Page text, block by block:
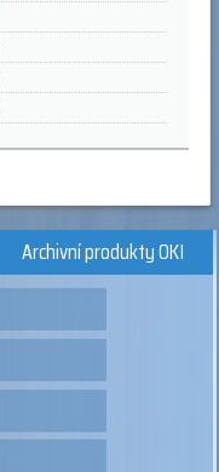
Archivní produkty OKI